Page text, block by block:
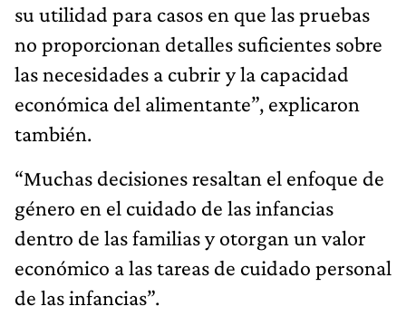
su utilidad para casos en que las pruebas
no proporcionan detalles suficientes sobre
las necesidades a cubrir y la capacidad
económica del alimentante”, explicaron
también.
“Muchas decisiones resaltan el enfoque de
género en el cuidado de las infancias
dentro de las familias y otorgan un valor
económico a las tareas de cuidado personal
de las infancias”.